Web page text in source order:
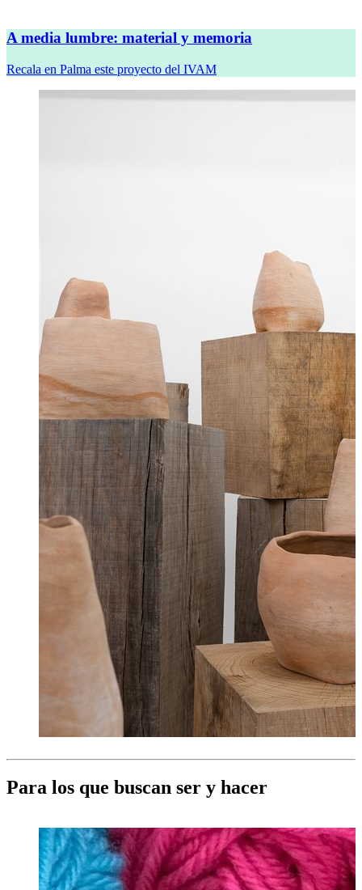
SI QUIERES ESTAR AL DÍA
A media lumbre: material y memoria
Para los que buscan ser y hacer